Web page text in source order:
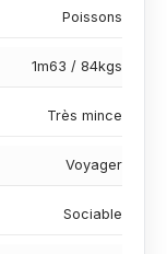
Poissons
1m63 / 84kgs
Très mince
Voyager
Sociable